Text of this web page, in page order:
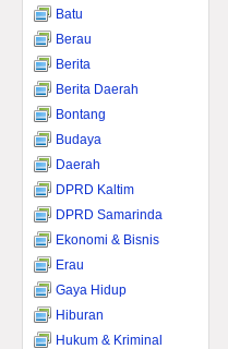
Batu
Berau
Berita
Berita Daerah
Bontang
Budaya
Daerah
DPRD Kaltim
DPRD Samarinda
Ekonomi & Bisnis
Erau
Gaya Hidup
Hiburan
Hukum & Kriminal